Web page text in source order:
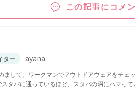
この記事にコメ
ター ayana
まして。ワークマンでアウトドアウェアをチェ
スタバに通っているほど、スタバの沼にハマっ